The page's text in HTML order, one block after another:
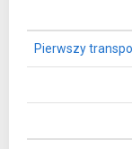
Pierwszy